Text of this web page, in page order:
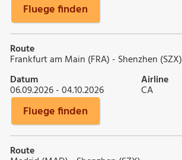
Fluege finden
Route
Frankfurt am Main (FRA) - Shenzhen (SZX)
Datum
06.09.2026 - 04.10.2026
Airline
CA
Fluege finden
Route